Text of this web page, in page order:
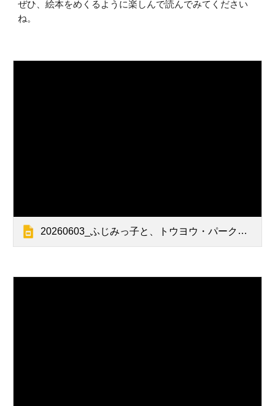
ぜひ、絵本をめくるように楽しんで読んでみてください
ね。
20260603_ふじみっ子と、トウヨウ・パークのきらきら大冒険